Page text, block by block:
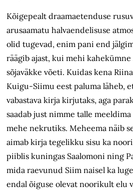
Kõigepealt draamaetenduse
arusaamatu halvaendelisuse
olid tugevad, enim pani end
räägib ajast, kui mehi kahekümne
sõjaväkke võeti. Kuidas kena
Kuigu-Siimu eest paluma läheb,
vabastava kirja kirjutaks, aga
saadab just nimme talle
mehe nekrutiks. Meheema näib
aimab kirja tegelikku sisu ka
piiblis kuningas Saalomoni ning
mida raevunud Siim naisel ka
endal õiguse olevat noorikult elu